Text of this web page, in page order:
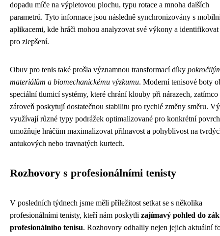
dopadu míče na výpletovou plochu, typu rotace a mnoha dalších
parametrů. Tyto informace jsou následně synchronizovány s
aplikacemi, kde hráči mohou analyzovat své výkony a identifikovat
pro zlepšení.
Obuv pro tenis také prošla významnou transformací díky
materiálům a biomechanickému výzkumu. Moderní tenisové boty
speciální tlumicí systémy, které chrání klouby při nárazech, zatímco
zároveň poskytují dostatečnou stabilitu pro rychlé změny směru.
využívají různé typy podrážek optimalizované pro konkrétní
umožňuje hráčům maximalizovat přilnavost a pohyblivost na
antukových nebo travnatých kurtech.
Rozhovory s profesionálními tenisty
V posledních týdnech jsme měli příležitost setkat se s několika
profesionálními tenisty, kteří nám poskytli zajímavý pohled do
profesionálního tenisu. Rozhovory odhalily nejen jejich aktuální